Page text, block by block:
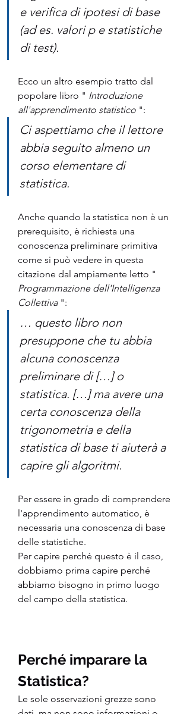
e verifica di ipotesi di base
(ad es. valori p e statistiche
di test).
Ecco un altro esempio tratto dal
popolare libro " Introduzione
all'apprendimento statistico ":
Ci aspettiamo che il lettore
abbia seguito almeno un
corso elementare di
statistica.
Anche quando la statistica non è un
prerequisito, è richiesta una
conoscenza preliminare primitiva
come si può vedere in questa
citazione dal ampiamente letto "
Programmazione dell'Intelligenza
Collettiva ":
… questo libro non
presuppone che tu abbia
alcuna conoscenza
preliminare di […] o
statistica. […] ma avere una
certa conoscenza della
trigonometria e della
statistica di base ti aiuterà a
capire gli algoritmi.
Per essere in grado di comprendere
l'apprendimento automatico, è
necessaria una conoscenza di base
delle statistiche.
Per capire perché questo è il caso,
dobbiamo prima capire perché
abbiamo bisogno in primo luogo
del campo della statistica.
Perché imparare la
Statistica?
Le sole osservazioni grezze sono